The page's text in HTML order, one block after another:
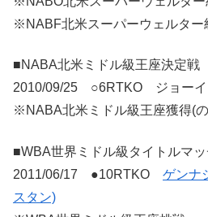
※NABF北米スーパーウェルター
■NABA北米ミドル級王座決定戦
2010/09/25 ○6RTKO ジョーイ
※NABA北米ミドル級王座獲得(
■WBA世界ミドル級タイトルマッ
2011/06/17 ●10RTKO ゲンナ
スタン)